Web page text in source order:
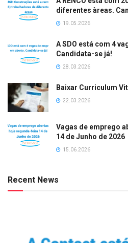
diferentes àreas.
19.05.2026
A SDO está com 4
Candidata-se já!
28.03.2026
Baixar Curriculum
22.03.2026
Vagas de emprego
14 de Junho de 2026
15.06.2026
Recent News